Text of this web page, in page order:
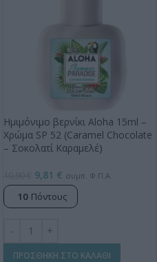
Ημιμόνιμο βερνίκι Aloha 15ml –
Χρώμα SP 52 (Caramel Chocolate
– Σοκολατί Καραμελέ)
9,81 € συμπ. Φ.Π.Α
10 Πόντους
ΠΡΟΣΘΗΚΗ ΣΤΟ ΚΑΛΑΘΙ